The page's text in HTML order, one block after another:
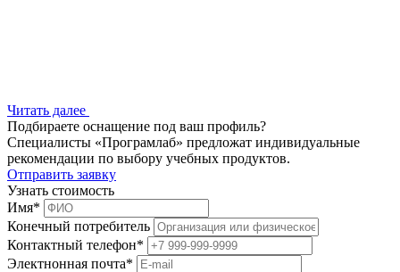
Читать далее
Подбираете оснащение под ваш профиль?
Специалисты «Програмлаб» предложат индивидуальные
рекомендации по выбору учебных продуктов.
Отправить заявку
Узнать стоимость
Имя*
Конечный потребитель
Контактный телефон*
Электнонная почта*